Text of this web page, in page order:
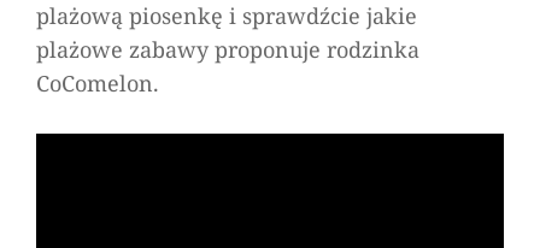
plażową piosenkę i sprawdźcie jakie
plażowe zabawy proponuje rodzinka
CoComelon.